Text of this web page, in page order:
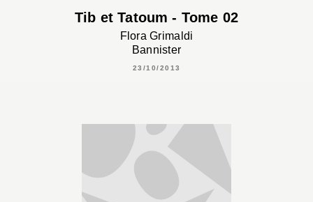
Tib et Tatoum - Tome 02
Flora Grimaldi
Bannister
23/10/2013